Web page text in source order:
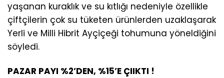
yaşanan kuraklık ve su kıtlığı nedeniyle özellikle
çiftçilerin çok su tüketen ürünlerden uzaklaşarak
Yerli ve Milli Hibrit Ayçiçeği tohumuna yöneldiğini
söyledi.
PAZAR PAYI %2’DEN, %15’E ÇIIKTI !